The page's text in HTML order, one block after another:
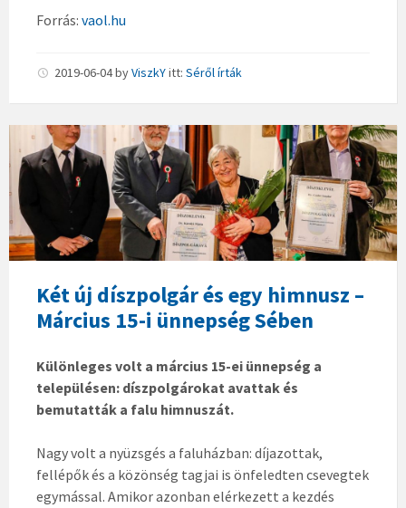
Forrás: vaol.hu
2019-06-04byViszkYitt: Séről írták
ö
ö
s
I
s
t
á
p
o
l
á
r
Két új díszpolgár és egy himnusz –
Március 15-i ünnepség Sében
Különleges volt a március 15-ei ünnepség a
településen: díszpolgárokat avattak és
bemutatták a falu himnuszát.
Nagy volt a nyüzsgés a faluházban: díjazottak,
fellépők és a közönség tagjai is önfeledten csevegtek
egymással. Amikor azonban elérkezett a kezdés